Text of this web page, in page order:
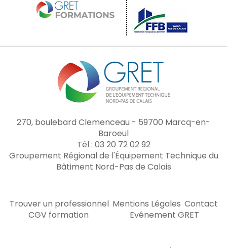
270, boulebard Clemenceau - 59700 Marcq-en-
Baroeul
Tél : 03 20 72 02 92
Groupement Régional de l'Équipement Technique du
Bâtiment Nord-Pas de Calais
Trouver un professionnel Mentions Légales Contact
CGV formation
Evénement GRET